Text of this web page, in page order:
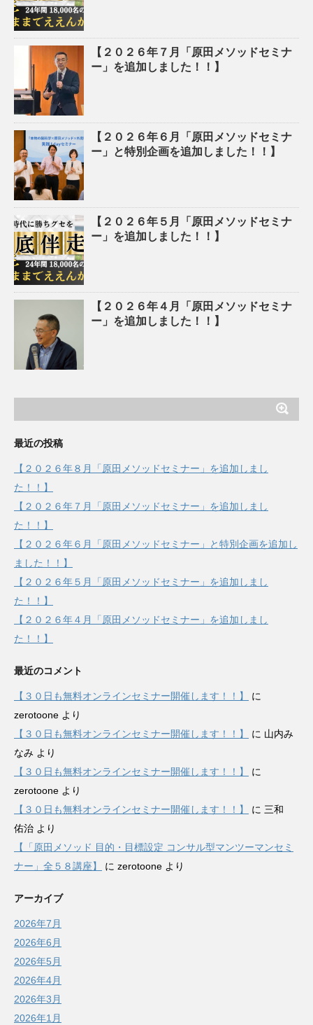
【２０２６年７月「原田メソッドセミナ
ー」を追加しました！！】
【２０２６年６月「原田メソッドセミナ
ー」と特別企画を追加しました！！】
【２０２６年５月「原田メソッドセミナ
ー」を追加しました！！】
【２０２６年４月「原田メソッドセミナ
ー」を追加しました！！】
最近の投稿
【２０２６年８月「原田メソッドセミナー」を追加しまし
た！！】
【２０２６年７月「原田メソッドセミナー」を追加しまし
た！！】
【２０２６年６月「原田メソッドセミナー」と特別企画を追加し
ました！！】
【２０２６年５月「原田メソッドセミナー」を追加しまし
た！！】
【２０２６年４月「原田メソッドセミナー」を追加しまし
た！！】
最近のコメント
【３０日も無料オンラインセミナー開催します！！】
に
zerotoone より
【３０日も無料オンラインセミナー開催します！！】
に 山内み
なみ より
【３０日も無料オンラインセミナー開催します！！】
に
zerotoone より
【３０日も無料オンラインセミナー開催します！！】
に 三和
佑治 より
【「原田メソッド 目的・目標設定 コンサル型マンツーマンセミ
ナー」全５８講座】
に zerotoone より
アーカイブ
2026年7月
2026年6月
2026年5月
2026年4月
2026年3月
2026年1月